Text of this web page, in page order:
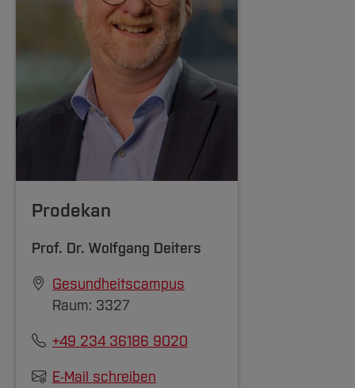
Prodekan
Prof. Dr. Wolfgang Deiters
Gesundheitscampus
Raum: 3327
+49 234 36186 9020
E-Mail schreiben